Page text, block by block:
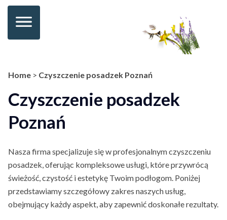
Home > Czyszczenie posadzek Poznań
Czyszczenie posadzek
Poznań
Nasza firma specjalizuje się w profesjonalnym czyszczeniu
posadzek, oferując kompleksowe usługi, które przywrócą
świeżość, czystość i estetykę Twoim podłogom. Poniżej
przedstawiamy szczegółowy zakres naszych usług,
obejmujący każdy aspekt, aby zapewnić doskonałe rezultaty.